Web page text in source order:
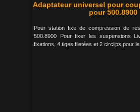
Adaptateur universel pour
pour 500.8900
Pour station fixe de compression de
500.8900 Pour fixer les suspensions
fixations, 4 tiges filetées et 2 circlips pour